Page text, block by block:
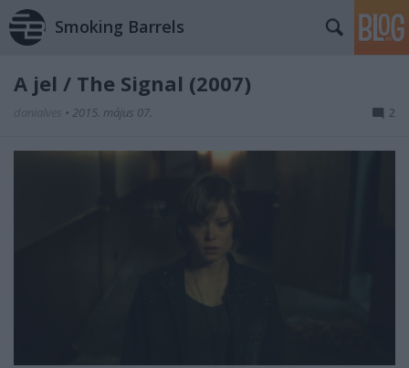
Smoking Barrels
A jel / The Signal (2007)
• 2015. május 07. 2